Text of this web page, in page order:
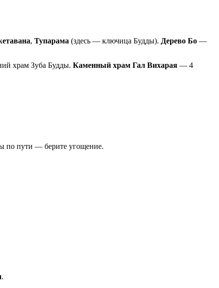
, Тупарама (здесь — ключица Будды). Дерево Бо —
храм Зуба Будды. Каменный храм Гал Вихарая — 4
по пути — берите угощение.
.